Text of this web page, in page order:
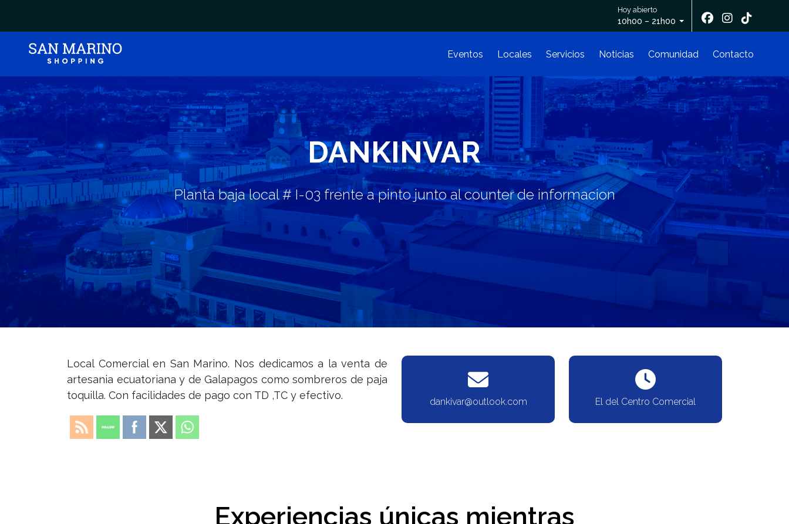
Hoy abierto
10h00 – 21h00
Eventos Locales Servicios Noticias Comunidad Contacto
DANKINVAR
Planta baja local # I-03 frente a pinto junto al counter de informacion
Local Comercial en San Marino. Nos dedicamos a la venta de
artesania ecuatoriana y de Galapagos como sombreros de paja
toquilla. Con facilidades de pago con TD ,TC y efectivo.
dankivar@outlook.com El del Centro Comercial
Experiencias únicas mientras